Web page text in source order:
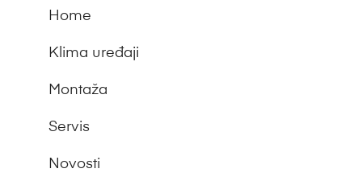
Home
Klima uređaji
Montaža
Servis
Novosti